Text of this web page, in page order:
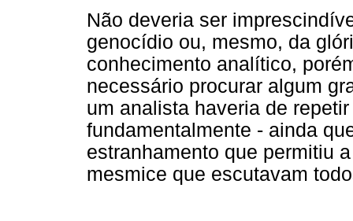
Não deveria ser
genocídio ou, mesmo, da
conhecimento analítico,
necessário procurar algum
um analista haveria de
fundamentalmente - ainda
estranhamento que permitiu
mesmice que escutavam